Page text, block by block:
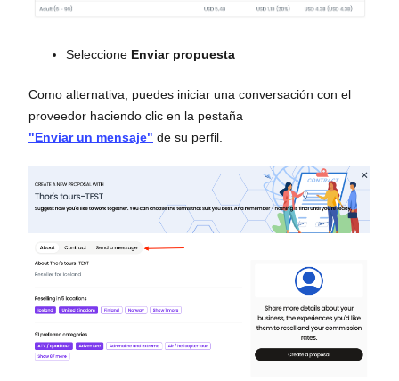
Seleccione Enviar propuesta
Como alternativa, puedes iniciar una conversación con el
proveedor haciendo clic en la pestaña
"Enviar un mensaje" de su perfil.